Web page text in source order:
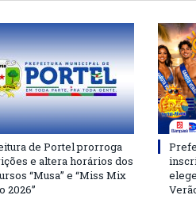
de Portel prorroga
e altera horários dos
“Musa” e “Miss Mix
2026”